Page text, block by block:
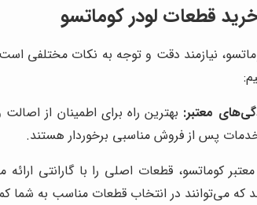
قطعات لودر کوماتسو
نیازمند دقت و توجه به نکات مختلفی
معتبر: بهترین راه برای اطمینان از
پس از فروش مناسبی برخوردار هستند.
کوماتسو، قطعات اصلی را با گارانتی
که می‌توانند در انتخاب قطعات مناسب به شما